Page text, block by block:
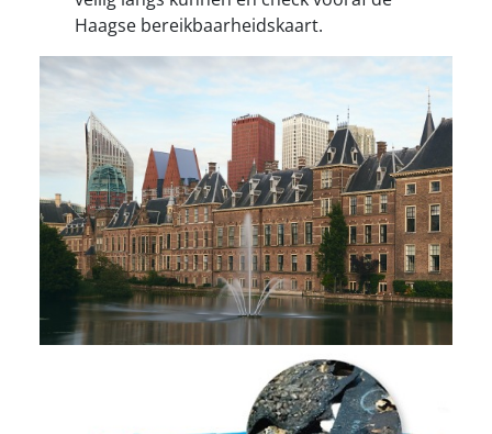
Haagse bereikbaarheidskaart.